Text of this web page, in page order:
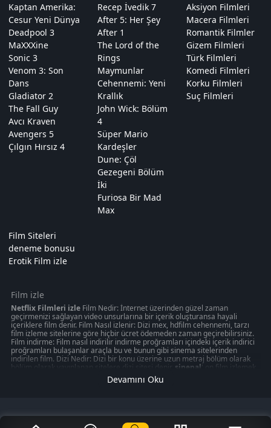
Kaptan Amerika:
Cesur Yeni Dünya
Deadpool 3
MaXXXine
Sonic 3
Venom 3: Son
Dans
Gladiator 2
The Fall Guy
Avcı Kraven
Avengers 5
Çılgın Hırsız 4
Recep İvedik 7
After 5: Her Şey
After 1
The Lord of the
Rings
Maymunlar
Cehennemi: Yeni
Krallık
John Wick: Bölüm
4
Süper Mario
Kardeşler
Dune: Çöl
Gezegeni Bölüm
İki
Furiosa Bir Mad
Max
Aksiyon Filmleri
Macera Filmleri
Romantik Filmler
Gizem Filmleri
Türk Filmleri
Komedi Filmleri
Korku Filmleri
Suç Filmleri
Film Siteleri
deneme bonusu
Erotik Film izle
Film izle
Netflix Filmleri izleFilm Nedir: İnternet üzerinden güzel zaman
geçirmenizi sağlayan video unsurlarına bir içerik oluşturansa hayali
içeriklere film denir. Film Nasıl izlenir: Dizi mex, hdfilm cehennemi, tarzı
film izleme sitelerine göre hiçbir ücret ödemeden zaman geçirebilirsiniz.
Film indirme: Film nasıl indirilir indirme proğramları içindeki içerik indirici
proğramları bulaşanlar araçla bu ve bunun gibi sinema sitelerinden
indirilen film. Dizi Nedir: Dizi bir konu üzerine uzun metraj bölüm olarak
bölüm olarak yayınlanan sitelere dizi sitesi denir. sinepal' on film izlemek
50 kategoride " türkçeyle ilgili olabilecek 1080p kalitede aksiyon, macera
oyunu izmek can verebilir. Akşam gibi ziyaretinizi nasıl değerlendirdiğinizi
değerlendirmede düşünmeniz gerekli olması gereken mobil kontrolz,
Devamını Oku